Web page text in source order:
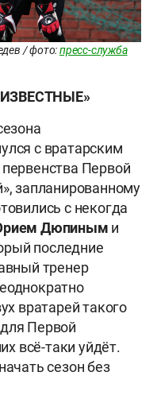
/ фото:пресс-служба
с вратарским
Первой
запланированному
с некогда
Дюпиным и
последние
тренер
вратарей такого
Первой
всё-таки уйдёт.
сезон без